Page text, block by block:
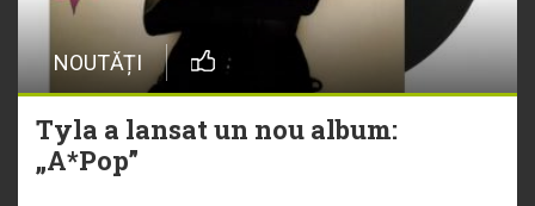
NOUTĂȚI
Tyla a lansat un nou album:
„A*Pop”